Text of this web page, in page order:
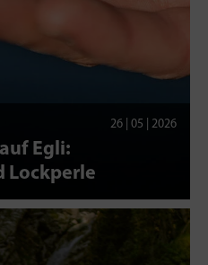
26 | 05 | 2026
Egli:
Lockperle